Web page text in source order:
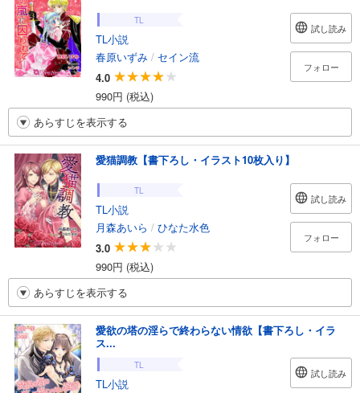
TL
TL小説
春原いずみ / セイン流
4.0
990円 (税込)
試し読み
フォロー
あらすじを表示する
愛猫調教【書下ろし・イラスト10枚入り】
TL
TL小説
月森あいら / ひなた水色
3.0
990円 (税込)
試し読み
フォロー
あらすじを表示する
愛欲の塔の淫らで終わらない情欲【書下ろし・イラ
ス...
TL
TL小説
試し読み